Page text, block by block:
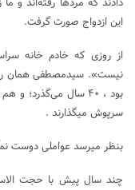
دادند که مردها رفته‌اند و
این ازدواج صورت گرفت.
از روزی که خادم خانه
نیست». سیدمصطفی همان
بود ، ۴۰ سال
سرپوش میگذارند .
بنظر میرسد عواملی دوست